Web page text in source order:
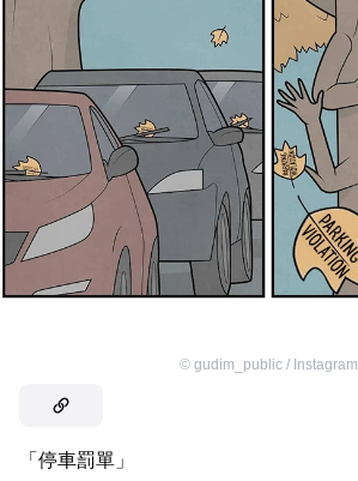
© gudim_public / Instagram
「停車罰單」